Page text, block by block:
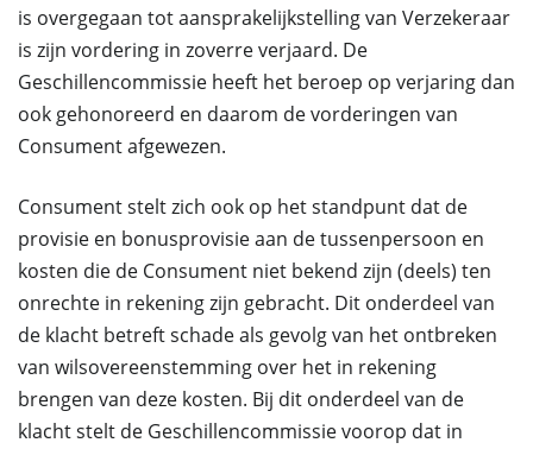
is overgegaan tot aansprakelijkstelling van Verzekeraar
is zijn vordering in zoverre verjaard. De
Geschillencommissie heeft het beroep op verjaring dan
ook gehonoreerd en daarom de vorderingen van
Consument afgewezen.
Consument stelt zich ook op het standpunt dat de
provisie en bonusprovisie aan de tussenpersoon en
kosten die de Consument niet bekend zijn (deels) ten
onrechte in rekening zijn gebracht. Dit onderdeel van
de klacht betreft schade als gevolg van het ontbreken
van wilsovereenstemming over het in rekening
brengen van deze kosten. Bij dit onderdeel van de
klacht stelt de Geschillencommissie voorop dat in